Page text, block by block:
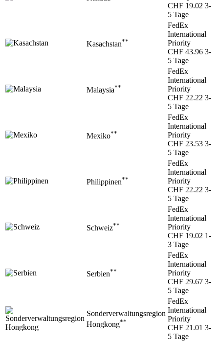
CHF 19.02 3-
5 Tage
Kasachstan**
FedEx
International
Priority
CHF 43.96 3-
5 Tage
Malaysia**
FedEx
International
Priority
CHF 22.22 3-
5 Tage
Mexiko**
FedEx
International
Priority
CHF 23.53 3-
5 Tage
Philippinen**
FedEx
International
Priority
CHF 22.22 3-
5 Tage
Schweiz**
FedEx
International
Priority
CHF 19.02 1-
3 Tage
Serbien**
FedEx
International
Priority
CHF 29.67 3-
5 Tage
Sonderverwaltungsregion
Hongkong**
FedEx
International
Priority
CHF 21.01 3-
5 Tage